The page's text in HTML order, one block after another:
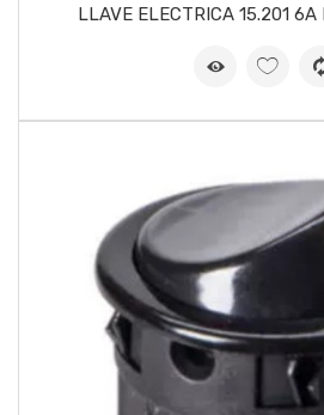
LLAVE ELECTRICA 15.201 6A